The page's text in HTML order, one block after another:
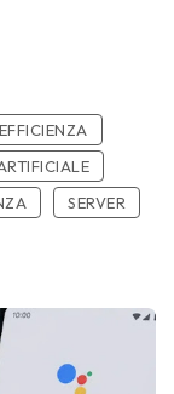
EFFICIENZA
SERVER